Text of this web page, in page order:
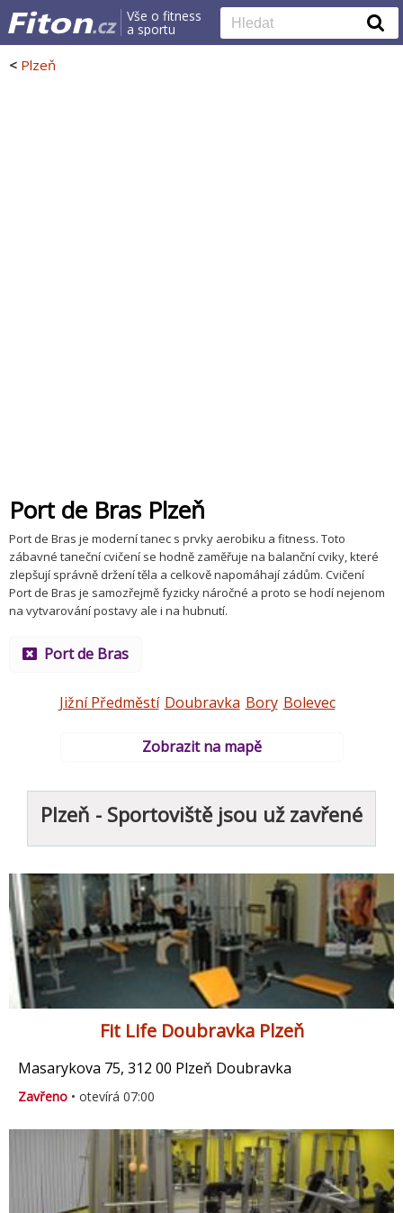
Vše o fitness
a sportu
< Plzeň
Port de Bras Plzeň
Port de Bras je moderní tanec s prvky aerobiku a fitness. Toto
zábavné taneční cvičení se hodně zaměřuje na balanční cviky, které
zlepšují správně držení těla a celkově napomáhají zádům. Cvičení
Port de Bras je samozřejmě fyzicky náročné a proto se hodí nejenom
na vytvarování postavy ale i na hubnutí.
Port de Bras
Jižní Předměstí Doubravka Bory Bolevec
Zobrazit na mapě
Plzeň - Sportoviště jsou už zavřené
Fit Life Doubravka Plzeň
Masarykova 75, 312 00 Plzeň Doubravka
Zavřeno • otevírá 07:00